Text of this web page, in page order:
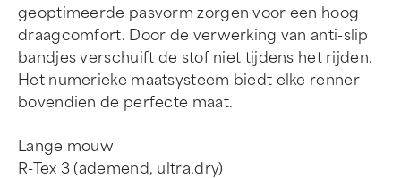
geoptimeerde pasvorm zorgen voor een hoog
draagcomfort. Door de verwerking van anti-slip
bandjes verschuift de stof niet tijdens het rijden.
Het numerieke maatsysteem biedt elke renner
bovendien de perfecte maat.
Lange mouw
R-Tex 3 (ademend, ultra.dry)